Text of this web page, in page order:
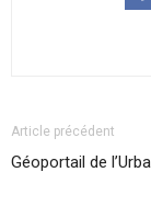
Article précédent
Géoportail de